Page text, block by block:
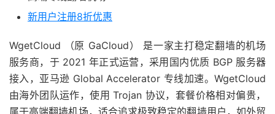
新用户注册8折优惠
WgetCloud （原 GaCloud） 是一家主打稳定翻墙的机场
服务商，于 2021 年正式运营，采用国内优质 BGP 服务器
接入，亚马逊 Global Accelerator 专线加速。WgetCloud
由海外团队运作，使用 Trojan 协议，套餐价格相对偏贵，